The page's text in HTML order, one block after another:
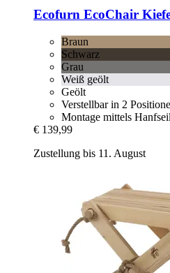
Ecofurn EcoChair
Braun
Schwarz
Grau
Weiß geölt
Geölt
Verstellbar in 2
Montage mittels Hanfseil
€ 139,99
Zustellung bis 11. August